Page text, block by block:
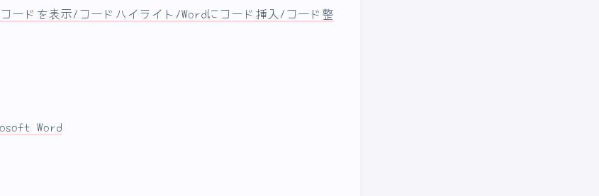
ードを表示/コードハイライト/Wordにコード挿入/コード整
Word